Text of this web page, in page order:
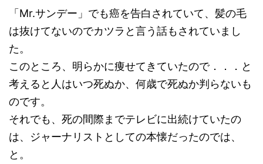
「Mr.サンデー」でも癌を告白されていて、髪の毛
は抜けてないのでカツラと言う話もされていまし
た。
このところ、明らかに痩せてきていたので．．．と
考えると人はいつ死ぬか、何歳で死ぬか判らないも
のです。
それでも、死の間際までテレビに出続けていたの
は、ジャーナリストとしての本懐だったのでは、
と。